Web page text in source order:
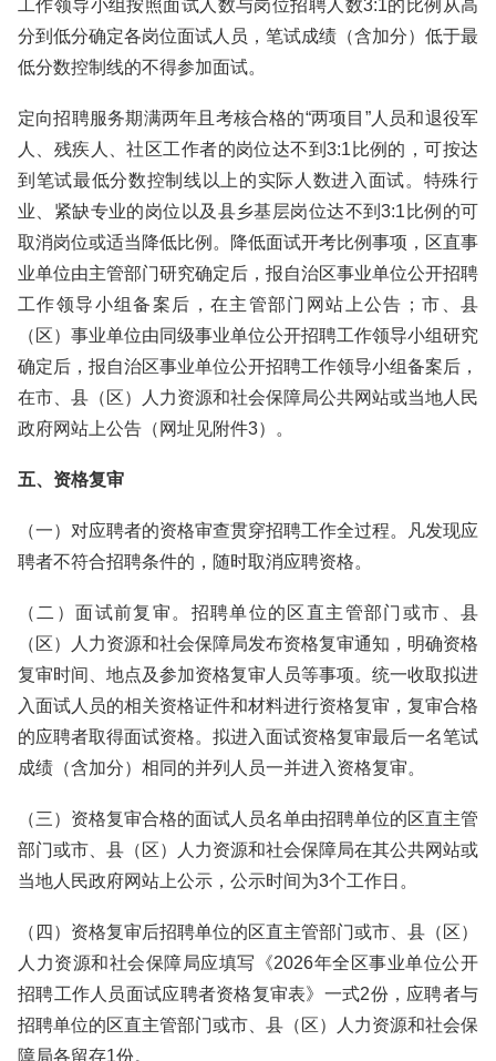
工作领导小组按照面试人数与岗位招聘人数3:1的比例从高
分到低分确定各岗位面试人员，笔试成绩（含加分）低于最
低分数控制线的不得参加面试。
定向招聘服务期满两年且考核合格的“两项目”人员和退役军
人、残疾人、社区工作者的岗位达不到3:1比例的，可按达
到笔试最低分数控制线以上的实际人数进入面试。特殊行
业、紧缺专业的岗位以及县乡基层岗位达不到3:1比例的可
取消岗位或适当降低比例。降低面试开考比例事项，区直事
业单位由主管部门研究确定后，报自治区事业单位公开招聘
工作领导小组备案后，在主管部门网站上公告；市、县
（区）事业单位由同级事业单位公开招聘工作领导小组研究
确定后，报自治区事业单位公开招聘工作领导小组备案后，
在市、县（区）人力资源和社会保障局公共网站或当地人民
政府网站上公告（网址见附件3）。
五、资格复审
（一）对应聘者的资格审查贯穿招聘工作全过程。凡发现应
聘者不符合招聘条件的，随时取消应聘资格。
（二）面试前复审。招聘单位的区直主管部门或市、县
（区）人力资源和社会保障局发布资格复审通知，明确资格
复审时间、地点及参加资格复审人员等事项。统一收取拟进
入面试人员的相关资格证件和材料进行资格复审，复审合格
的应聘者取得面试资格。拟进入面试资格复审最后一名笔试
成绩（含加分）相同的并列人员一并进入资格复审。
（三）资格复审合格的面试人员名单由招聘单位的区直主管
部门或市、县（区）人力资源和社会保障局在其公共网站或
当地人民政府网站上公示，公示时间为3个工作日。
（四）资格复审后招聘单位的区直主管部门或市、县（区）
人力资源和社会保障局应填写《2026年全区事业单位公开
招聘工作人员面试应聘者资格复审表》一式2份，应聘者与
招聘单位的区直主管部门或市、县（区）人力资源和社会保
障局各留存1份。